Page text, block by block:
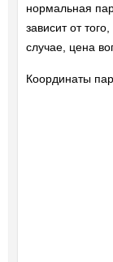
нормальная
зависит от
случае, цена
Координаты